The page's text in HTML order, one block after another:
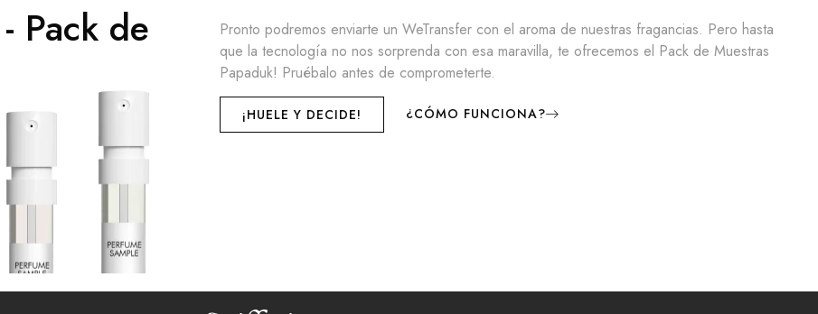
Pack de
Pronto podremos enviarte un WeTransfer con el aroma de nuestras fragancias. Pero hasta
que la tecnología no nos sorprenda con esa maravilla, te ofrecemos el Pack de Muestras
Papaduk! Pruébalo antes de comprometerte.
¡HUELE Y DECIDE! ¿CÓMO FUNCIONA?